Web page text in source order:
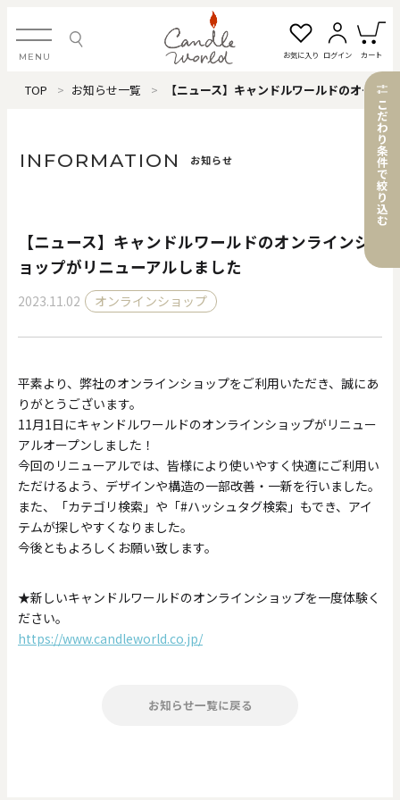
MENU お気に入り ログイン カート
ログイン・新規会員登録
すべてのアイテム
カテゴリから探す
価格で探す
0 20000
円 ～ 円
クリア
TOP お知らせ一覧 【ニュース】キャンドルワールドのオンラインショップがリニューアルしました
INFORMATION お知らせ
【ニュース】キャンドルワールドのオンラインシ
ョップがリニューアルしました
2023.11.02 オンラインショップ
平素より、弊社のオンラインショップをご利用いただき、誠にあ
りがとうございます。
11月1日にキャンドルワールドのオンラインショップがリニュー
アルオープンしました！
今回のリニューアルでは、皆様により使いやすく快適にご利用い
ただけるよう、デザインや構造の一部改善・一新を行いました。
また、「カテゴリ検索」や「#ハッシュタグ検索」もでき、アイ
テムが探しやすくなりました。
今後ともよろしくお願い致します。
★新しいキャンドルワールドのオンラインショップを一度体験く
ださい。
https://www.candleworld.co.jp/
お知らせ一覧に戻る
こ
だ
わ
り
条
件
で
絞
り
込
む